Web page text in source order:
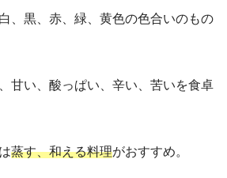
、黒、赤、緑、黄色の色合いのもの
甘い、酸っぱい、辛い、苦いを食卓
蒸す、和える料理がおすすめ。